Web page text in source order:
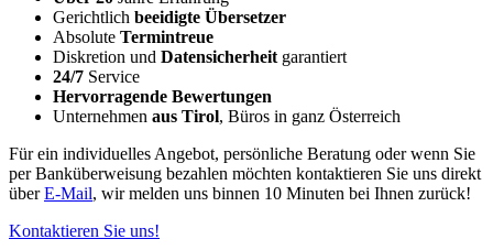
Gerichtlich beeidigte Übersetzer
Absolute Termintreue
Diskretion und Datensicherheit garantiert
24/7 Service
Hervorragende Bewertungen
Unternehmen aus Tirol, Büros in ganz Österreich
Für ein individuelles Angebot, persönliche Beratung oder wenn Sie
per Banküberweisung bezahlen möchten kontaktieren Sie uns direkt
überE-Mail, wir melden uns binnen 10 Minuten bei Ihnen zurück!
Kontaktieren Sie uns!